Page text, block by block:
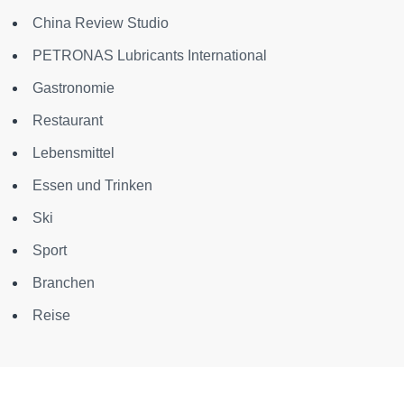
China Review Studio
PETRONAS Lubricants International
Gastronomie
Restaurant
Lebensmittel
Essen und Trinken
Ski
Sport
Branchen
Reise